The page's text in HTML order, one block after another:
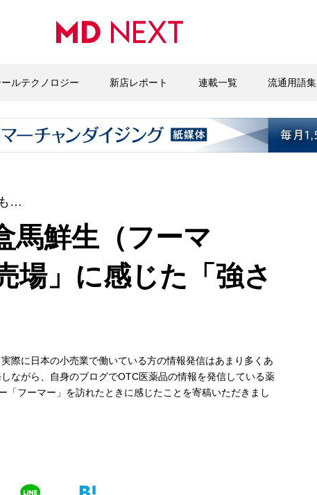
ールテクノロジー 新店レポート 連載一覧 流通用語集
…
馬鮮生（フーマ
場」に感じた「強さ
際に日本の小売業で働いている方の情報発信はあまり多くあ
ながら、自身のブログでOTC医薬品の情報を発信している薬
フーマー」を訪れたときに感じたことを寄稿いただきまし